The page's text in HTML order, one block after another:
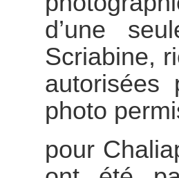
d’une
Scriabine,
photo
pour